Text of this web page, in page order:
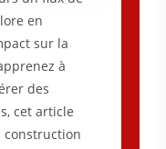
en
sur la
à
des
cet article
construction